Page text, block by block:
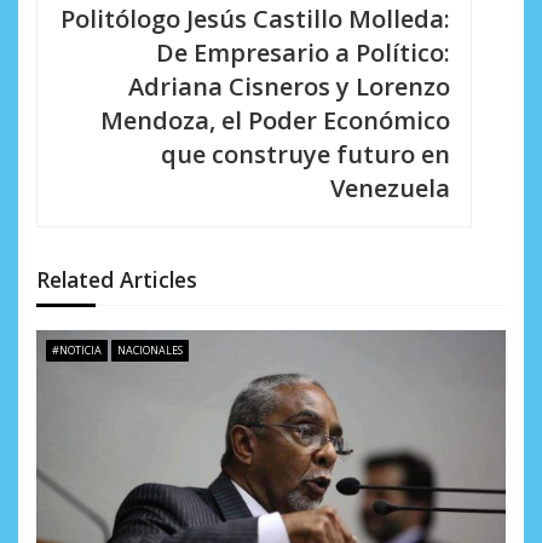
e
n
a
Politólogo Jesús Castillo Molleda:
De Empresario a Político:
Adriana Cisneros y Lorenzo
Mendoza, el Poder Económico
que construye futuro en
Venezuela
Related Articles
#NOTICIA NACIONALES